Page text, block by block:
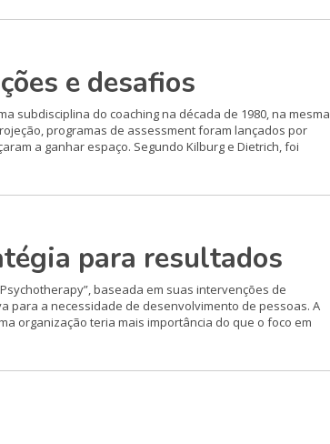
e desafios
subdisciplina do coaching na década de 1980, na mesma
programas de assessment foram lançados por
a ganhar espaço. Segundo Kilburg e Dietrich, foi
para resultados
baseada em suas intervenções de
para a necessidade de desenvolvimento de pessoas. A
organização teria mais importância do que o foco em